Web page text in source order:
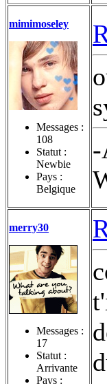
mimimoseley
Messages :
108
Statut :
Newbie
Pays :
Belgique
-
merry30
Messages :
17
Statut :
Arrivante
Pays :